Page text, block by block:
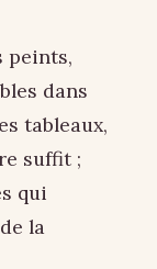
peints,
dans
tableaux,
suffit ;
qui
la